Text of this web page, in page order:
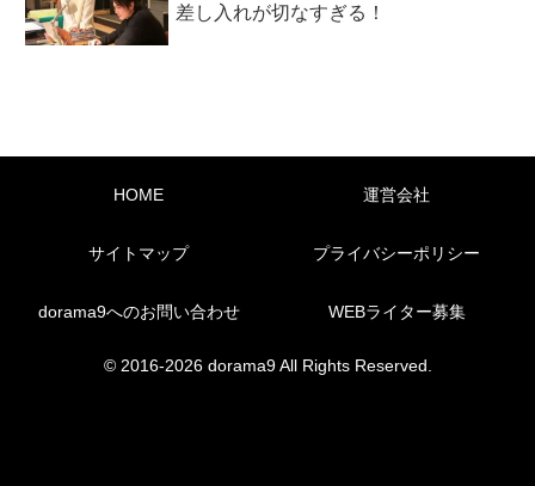
差し入れが切なすぎる！
HOME 運営会社
サイトマップ プライバシーポリシー
dorama9へのお問い合わせ WEBライター募集
© 2016-2026 dorama9 All Rights Reserved.